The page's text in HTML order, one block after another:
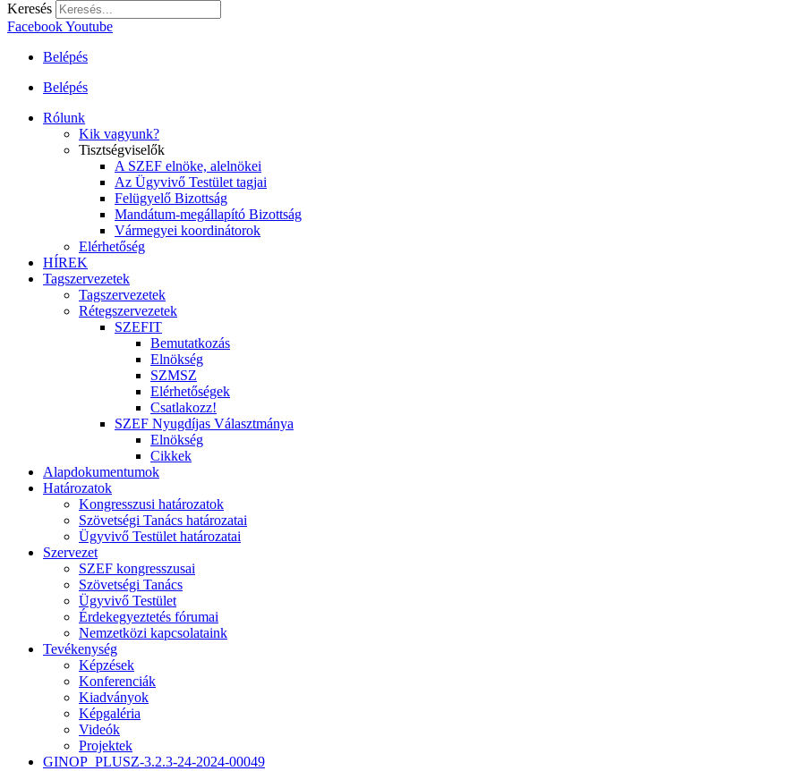
Keresés
FacebookYoutube
Belépés
Belépés
Rólunk
Kik vagyunk?
Tisztségviselők
A SZEF elnöke, alelnökei
Az Ügyvivő Testület tagjai
Felügyelő Bizottság
Mandátum-megállapító Bizottság
Vármegyei koordinátorok
Elérhetőség
HÍREK
Tagszervezetek
Tagszervezetek
Rétegszervezetek
SZEFIT
Bemutatkozás
Elnökség
SZMSZ
Elérhetőségek
Csatlakozz!
SZEF Nyugdíjas Választmánya
Elnökség
Cikkek
Alapdokumentumok
Határozatok
Kongresszusi határozatok
Szövetségi Tanács határozatai
Ügyvivő Testület határozatai
Szervezet
SZEF kongresszusai
Szövetségi Tanács
Ügyvivő Testület
Érdekegyeztetés fórumai
Nemzetközi kapcsolataink
Tevékenység
Képzések
Konferenciák
Kiadványok
Képgaléria
Videók
Projektek
GINOP_PLUSZ-3.2.3-24-2024-00049